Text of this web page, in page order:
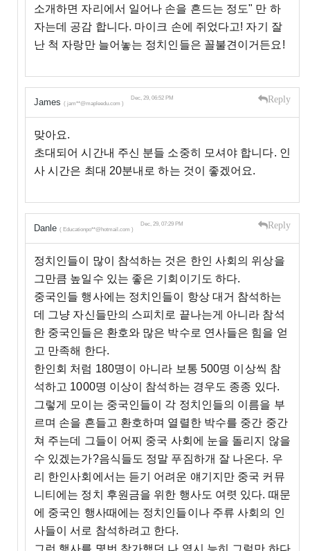
소개하면 자리에서 일어나 손을 흔드는 정도" 만 하
자는데 공감 합니다. 마이크 손에 쥐었다고! 자기 잘
난 척 자랑만 늘어놓는 정치인들은 꼴불견이거든요!
James ( jam**@mapleedu.com )
Dec, 29, 06:52 PM Reply
맞아요.
초대되어 시간내 주신 분들 소중히 모셔야 합니다. 인
사 시간은 최대 20분내로 하는 것이 좋겠어요.
Danle ( Educationpo**@hotmail.com )
Dec, 29, 07:29 PM Reply
정치인들이 많이 참석하는 것은 한인 사회의 위상을
그만큼 높일수 있는 좋은 기회이기도 하다.
중국인들 행사에는 정치인들이 항상 대거 참석하는
데 그냥 자신들만의 스피치로 끝나는게 아니라 참석
한 중국인들은 환호와 많은 박수로 연사들은 힘을 얻
고 만족해 한다.
한인회 처럼 180명이 아니라 보통 500명 이상씩 참
석하고 1000명 이상이 참석하는 경우도 종종 있다.
그렇게 모이는 중국인들이 각 정치인들의 이름을 부
르며 손을 흔들고 환호하며 열렬한 박수를 중간 중간
쳐 주는데 그들이 어찌 중국 사회에 눈을 돌리지 않을
수 있겠는가?음식들도 정말 푸짐하개 잘 나온다. 우
리 한인사회에서는 듣기 어려운 얘기지만 중국 커뮤
니티에는 정치 후원금을 위한 행사도 여렷 있다. 때문
에 중국인 행사때에는 정치인들이나 주류 사회의 인
사들이 서로 참석하려고 한다.